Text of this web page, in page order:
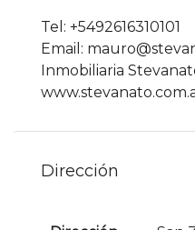
Tel: +5492616310101
Email:
Inmobiliaria
Dirección